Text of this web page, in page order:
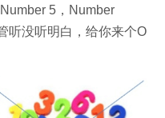
5，Number
没听明白，给你来个O